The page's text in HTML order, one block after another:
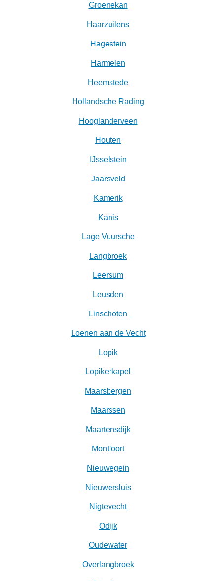
Groenekan
Haarzuilens
Hagestein
Harmelen
Heemstede
Hollandsche Rading
Hooglanderveen
Houten
IJsselstein
Jaarsveld
Kamerik
Kanis
Lage Vuursche
Langbroek
Leersum
Leusden
Linschoten
Loenen aan de Vecht
Lopik
Lopikerkapel
Maarsbergen
Maarssen
Maartensdijk
Montfoort
Nieuwegein
Nieuwersluis
Nigtevecht
Odijk
Oudewater
Overlangbroek